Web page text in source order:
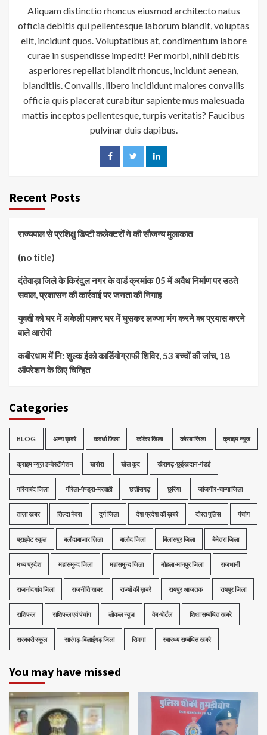
Aliquam distinctio rhoncus eiusmod architecto natus
officia debitis qui pellentesque laborum blandit, voluptas
elit, incidunt quos. Voluptatibus at, condimentum labore
curae in suspendisse impedit! Per morbi, nihil debitis
asperiores repellat blandit rhoncus, incidunt aenean,
blanditiis. Convallis, libero incididunt maiores convallis
officia quis placerat curabitur sapiente mus malesuada
mattis inceptos pellentesque, turpis veritatis? Faucibus
pulvinar duis dapibus.
Recent Posts
राज्यपाल से प्रशिक्षु डिप्टी कलेक्टरों ने की सौजन्य मुलाकात
(no title)
दंतेवाड़ा जिले के किरंदुल नगर के वार्ड क्रमांक 05 में अवैध निर्माण पर उठते
सवाल, प्रशासन की कार्रवाई पर जनता की निगाह
युवती को घर में अकेली पाकर घर में घुसकर लज्जा भंग करने का प्रयास करने
वाले आरोपी
कबीरधाम में नि: शुल्क ईको कार्डियोग्राफी शिविर, 53 बच्चों की जांच, 18
ऑपरेशन के लिए चिन्हित
Categories
BLOG अन्य ख़बरे कवर्धा जिला कांकेर जिला कोरबा जिला क्राइम न्यूज
क्राइम न्यूज़ इन्वेस्टीगेशन खरोरा खेल कूद खैरागढ़-छुईखदान-गंडई
गरियाबंद जिला गौरेला-पेण्ड्रा-मरवाही छत्तीसगढ़ छुरिया जांजगीर-चाम्पा जिला
ताज़ा खबर तिल्दा नेवरा दुर्ग जिला देश प्रदेश की ख़बरे दोस्त पुलिस पंचांग
प्राइवेट स्कूल बलौदाबाजार ज़िला बालोद जिला बिलासपुर जिला बेमेतरा जिला
मध्‍य प्रदेश महासमुन्द जिला महासमुन्द जिला मोहला-मानपुर जिला राजधानी
राजनांदगांव जिला राजनीति खबर राज्यों की ख़बरे रायपुर आजतक रायपुर जिला
राशिफल राशिफल एवं पंचांग लोकल न्यूज़ वेब-पोर्टल शिक्षा सम्बंधित खबरे
सरकारी स्कूल सारंगढ़-बिलाईगढ़ जिला सिमगा स्वास्थ्य सम्बंधित खबरे
You may have missed